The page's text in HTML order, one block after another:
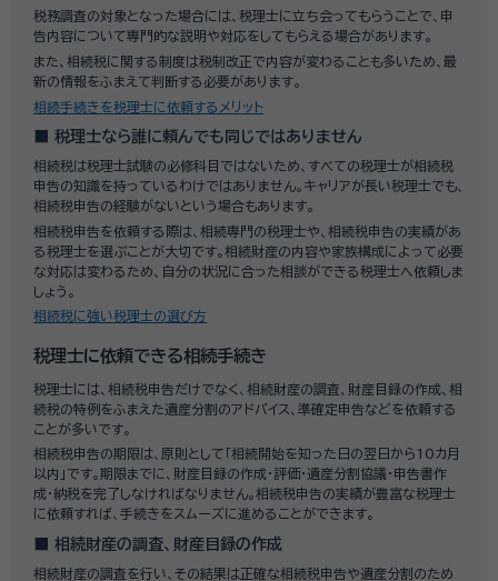
税務調査の対象となった場合には、税理士に立ち会ってもらうことで、申
告内容について専門的な説明や対応をしてもらえる場合があります。
また、相続税に関する制度は税制改正で内容が変わることも多いため、最
新の情報をふまえて判断する必要があります。
相続手続きを税理士に依頼するメリット
税理士なら誰に頼んでも同じではありません
相続税は税理士試験の必修科目ではないため、すべての税理士が相続税
申告の知識を持っているわけではありません。キャリアが長い税理士でも、
相続税申告の経験がないという場合もあります。
相続税申告を依頼する際は、相続専門の税理士や、相続税申告の実績があ
る税理士を選ぶことが大切です。相続財産の内容や家族構成によって必要
な対応は変わるため、自分の状況に合った相談ができる税理士へ依頼しま
しょう。
相続税に強い税理士の選び方
税理士に依頼できる相続手続き
税理士には、相続税申告だけでなく、相続財産の調査、財産目録の作成、相
続税の特例をふまえた遺産分割のアドバイス、準確定申告などを依頼する
ことが多いです。
相続税申告の期限は、原則として「相続開始を知った日の翌日から10カ月
以内」です。期限までに、財産目録の作成・評価・遺産分割協議・申告書作
成・納税を完了しなければなりません。相続税申告の実績が豊富な税理士
に依頼すれば、手続きをスムーズに進めることができます。
相続財産の調査、財産目録の作成
相続財産の調査を行い、その結果は正確な相続税申告や遺産分割のため